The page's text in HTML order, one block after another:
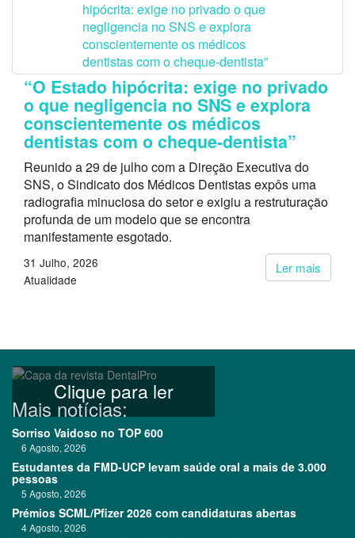
“O Estado hipócrita: exige no privado
o que negligencia no SNS e explora
conscientemente os médicos
dentistas com o cheque-dentista”
Reunido a 29 de julho com a Direção Executiva do
SNS, o Sindicato dos Médicos Dentistas expôs uma
radiografia minuciosa do setor e exigiu a restruturação
profunda de um modelo que se encontra
manifestamente esgotado.
Ler mais
31 Julho, 2026
Atualidade
Clique para ler
Mais notícias:
Sorriso Vaidoso no TOP 600
6 Agosto, 2026
Estudantes da FMD-UCP levam saúde oral a mais de 3.000
pessoas
5 Agosto, 2026
Prémios SCML/Pfizer 2026 com candidaturas abertas
4 Agosto, 2026